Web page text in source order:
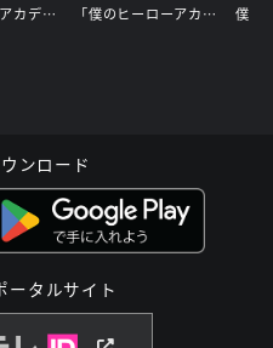
僕のヒーローアカデミア THE MOVIE ユアネクスト 「僕のヒーローアカデミア」The “Ultra” Stage 最高のヒーロー
ンロード
タルサイト